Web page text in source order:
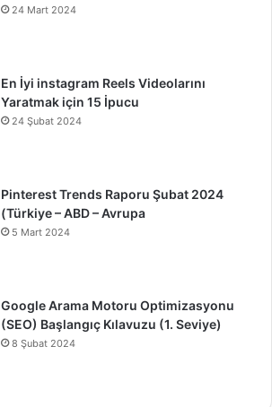
24 Mart 2024
En İyi instagram Reels Videolarını
Yaratmak için 15 İpucu
24 Şubat 2024
Pinterest Trends Raporu Şubat 2024
(Türkiye – ABD – Avrupa
5 Mart 2024
Google Arama Motoru Optimizasyonu
(SEO) Başlangıç Kılavuzu (1. Seviye)
8 Şubat 2024